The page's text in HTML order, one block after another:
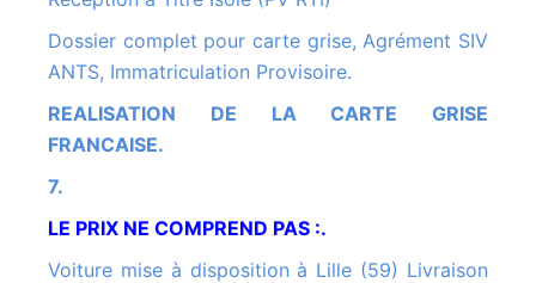
Dossier complet pour carte grise, Agrément SIV
ANTS, Immatriculation Provisoire.
REALISATION DE LA CARTE GRISE
FRANCAISE.
7.
LE PRIX NE COMPREND PAS :.
Voiture mise à disposition à Lille (59) Livraison